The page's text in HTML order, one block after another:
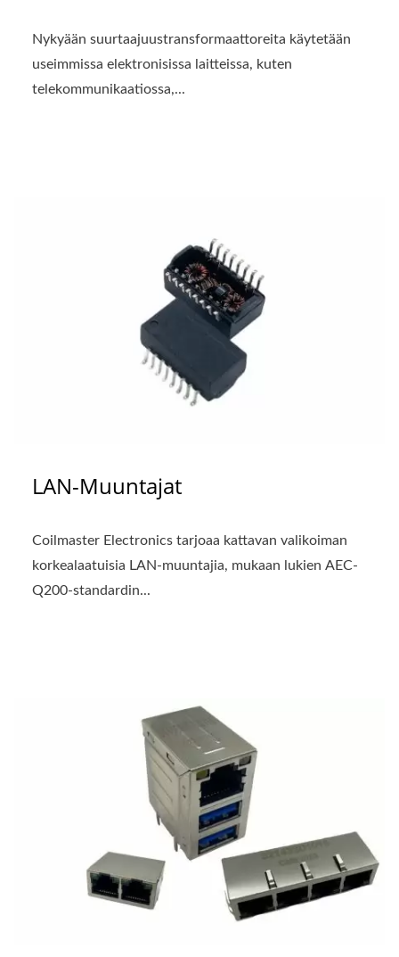
Nykyään suurtaajuustransformaattoreita käytetään
useimmissa elektronisissa laitteissa, kuten
telekommunikaatiossa,...
LAN-Muuntajat
Coilmaster Electronics tarjoaa kattavan valikoiman
korkealaatuisia LAN-muuntajia, mukaan lukien AEC-
Q200-standardin...